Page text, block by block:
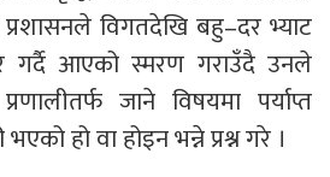
विगतदेखि बहु–दर भ्याट
गर्दै आएको स्मरण गराउँदै उनले
जाने विषयमा पर्याप्त
हो वा होइन भन्ने प्रश्न गरे ।